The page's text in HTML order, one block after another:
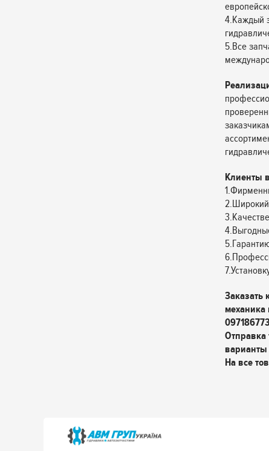
4.Каждый
5.Все
Клиенты
2.Широкий
Заказать
механика
Отправка
На все